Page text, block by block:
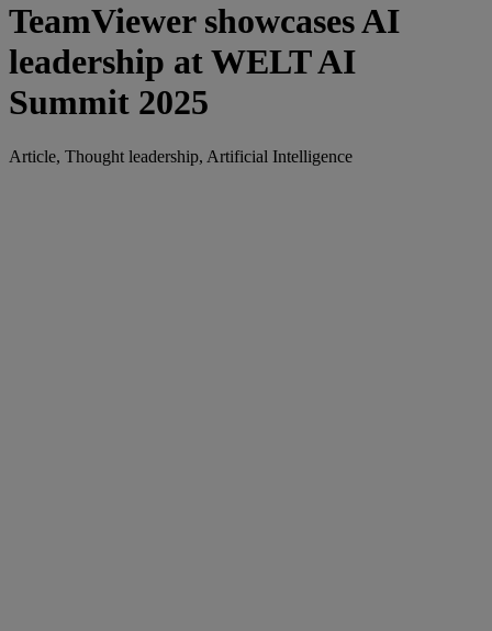
TeamViewer showcases AI
leadership at WELT AI
Summit 2025
Article, Thought leadership, Artificial Intelligence